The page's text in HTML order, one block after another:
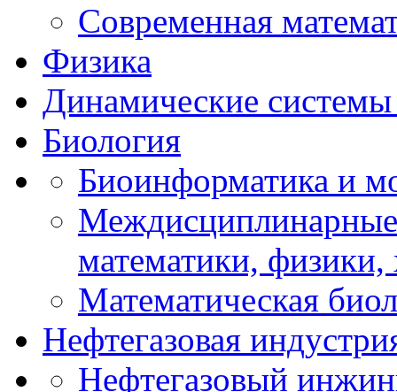
Современная
Физика
Динамические системы
Биология
Биоинформатика и
математики,
Математическая
Нефтегазовая
Нефтегазовый